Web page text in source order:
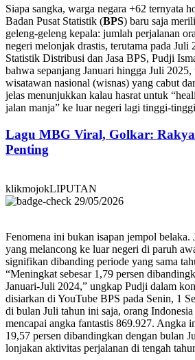
Siapa sangka, warga negara +62 ternyata
Badan Pusat Statistik (BPS) baru saja
geleng-geleng kepala: jumlah perjalanan
negeri melonjak drastis, terutama pada
Statistik Distribusi dan Jasa BPS, Pudji
bahwa sepanjang Januari hingga Juli
wisatawan nasional (wisnas) yang cabut
jelas menunjukkan kalau hasrat untuk
jalan manja” ke luar negeri lagi tinggi-
Lagu MBG Viral, Golkar:
Penting
klikmojokLIPUTAN
29/05/2026
Fenomena ini bukan isapan jempol belaka.
yang melancong ke luar negeri di paruh
signifikan dibanding periode yang sama
“Meningkat sebesar 1,79 persen
Januari-Juli 2024,” ungkap Pudji dalam
disiarkan di YouTube BPS pada Senin, 1
di bulan Juli tahun ini saja, orang
mencapai angka fantastis 869.927. Angka
19,57 persen dibandingkan dengan bulan
lonjakan aktivitas perjalanan di tengah